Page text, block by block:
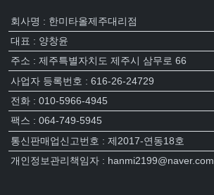
회사명 : 한미타올제주대리점
대표 : 양창윤
주소 : 제주특별자치도 제주시 삼무로 66
사업자 등록번호 : 616-26-24729
전화 : 010-5966-4945
팩스 : 064-749-5945
통신판매업신고번호 : 제2017-연동18호
개인정보관리책임자 : hanmi2199@naver.com